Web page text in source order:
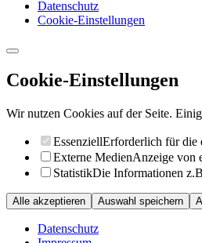
Datenschutz
Cookie-Einstellungen
Cookie-Einstellungen
Wir nutzen Cookies auf der Seite.
EssenziellErforderlich für die
Externe MedienAnzeige von
StatistikDie Informationen
Alle akzeptieren Auswahl speichern
Datenschutz